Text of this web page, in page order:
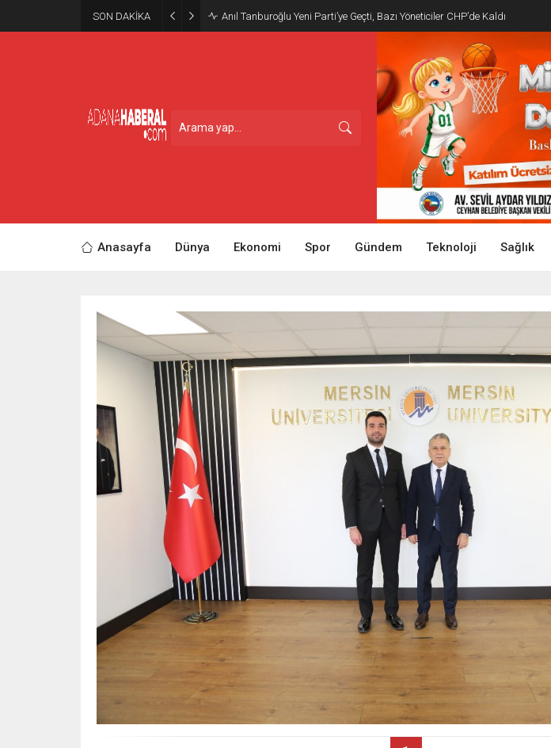
SON DAKİKA Anıl Tanburoğlu Yeni Parti’ye Geçti, Bazı Yöneticiler CHP’de Kaldı
Anasayfa Dünya Ekonomi Spor Gündem Teknoloji Sağlık